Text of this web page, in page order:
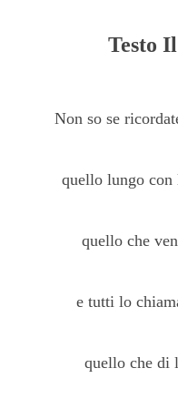
Testo
Non so se
quello lungo con
quello che
e tutti lo
quello che di